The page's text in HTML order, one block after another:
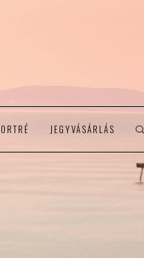
JEGYVÁSÁRLÁS